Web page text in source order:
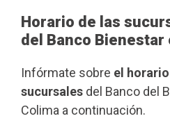
Horario de las
del Banco Bienestar
Infórmate sobre el
sucursales del Banco del
Colima a continuación.